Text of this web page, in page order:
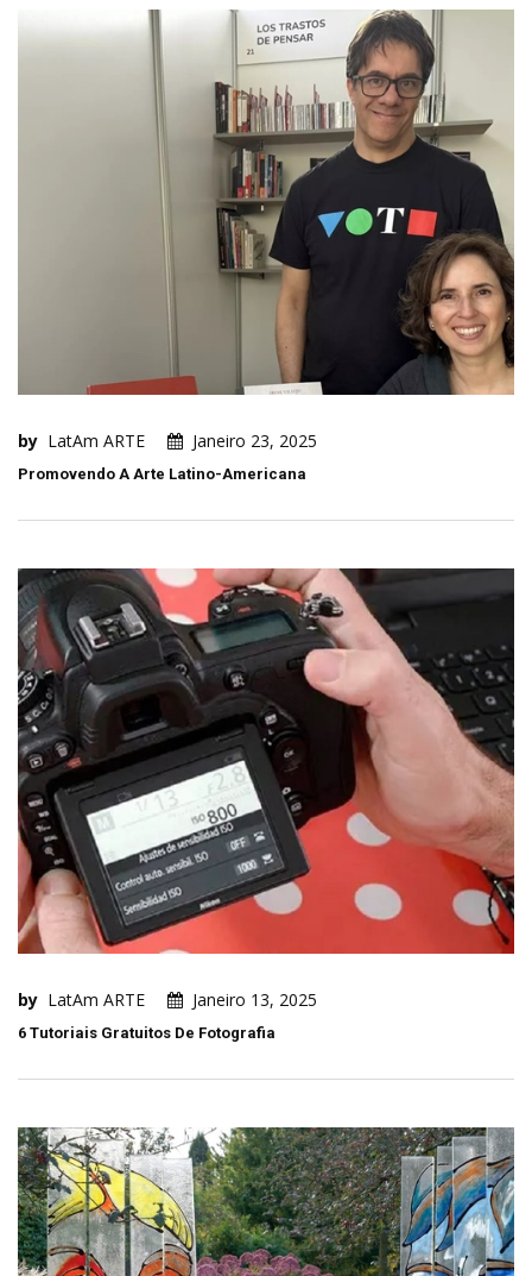
by LatAm ARTE Janeiro 23, 2025
Promovendo A Arte Latino-Americana
by LatAm ARTE Janeiro 13, 2025
6 Tutoriais Gratuitos De Fotografia